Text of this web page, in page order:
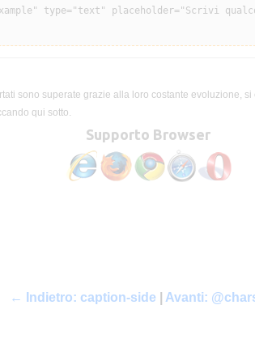
type="text" placeholder="Scrivi
sono superate grazie alla loro costante evoluzione,
qui sotto.
Supporto Browser
← Indietro: caption-side Avanti: